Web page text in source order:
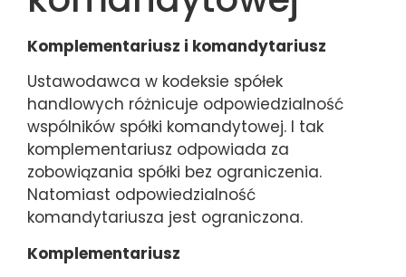
Komplementariusz i komandytariusz
Ustawodawca w kodeksie spółek
handlowych różnicuje odpowiedzialność
wspólników spółki komandytowej. I tak
komplementariusz odpowiada za
zobowiązania spółki bez ograniczenia.
Natomiast odpowiedzialność
komandytariusza jest ograniczona.
Komplementariusz